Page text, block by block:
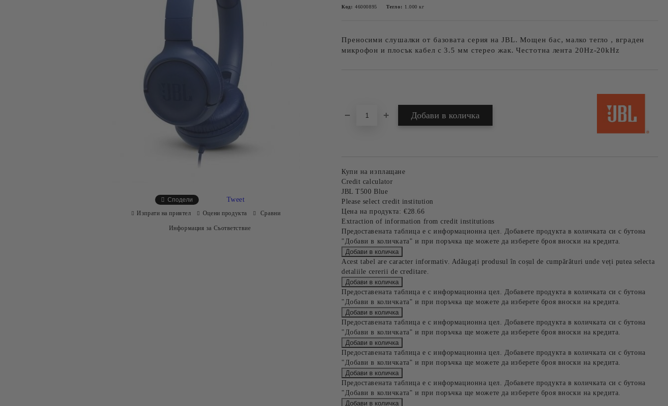
Код: 46000895 Тегло: 1.000 кг
Преносими слушалки от базовата серия на JBL. Мощен бас, малко тегло , вграден
микрофон и плосък кабел с 3.5 мм стерео жак. Честотна лента 20Hz-20kHz
Купи на изплащане
Credit calculator
JBL T500 Blue
Please select credit institution
Цена на продукта: €28.66
Extraction of information from credit institutions
Предоставената таблица е с информационна цел. Добавете продукта в количката си с бутона
"Добави в количката" и при поръчка ще можете да изберете броя вноски на кредита.
Acest tabel are caracter informativ. Adăugați produsul în coșul de cumpărături unde veți putea selecta
detaliile cererii de creditare.
Предоставената таблица е с информационна цел. Добавете продукта в количката си с бутона
"Добави в количката" и при поръчка ще можете да изберете броя вноски на кредита.
Предоставената таблица е с информационна цел. Добавете продукта в количката си с бутона
"Добави в количката" и при поръчка ще можете да изберете броя вноски на кредита.
Предоставената таблица е с информационна цел. Добавете продукта в количката си с бутона
"Добави в количката" и при поръчка ще можете да изберете броя вноски на кредита.
Предоставената таблица е с информационна цел. Добавете продукта в количката си с бутона
"Добави в количката" и при поръчка ще можете да изберете броя вноски на кредита.
Сподели Tweet
Изпрати на приятел Оцени продукта Сравни
Информация за Съответствие